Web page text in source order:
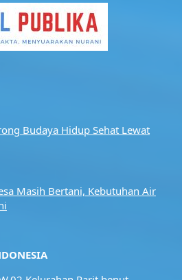
Budaya Hidup Sehat Lewat
Masih Bertani, Kebutuhan Air